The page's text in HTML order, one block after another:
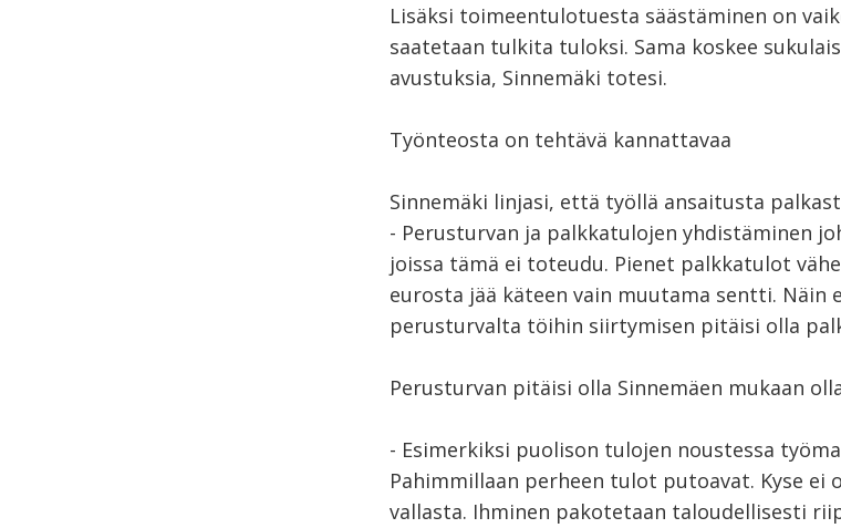
Lisäksi toimeentulotuesta säästäminen on
saatetaan tulkita tuloksi. Sama koskee
avustuksia, Sinnemäki totesi.
Työnteosta on tehtävä kannattavaa
Sinnemäki linjasi, että työllä ansaitusta
- Perusturvan ja palkkatulojen yhdistäminen
joissa tämä ei toteudu. Pienet palkkatulot
eurosta jää käteen vain muutama sentti. Näin
perusturvalta töihin siirtymisen pitäisi olla
Perusturvan pitäisi olla Sinnemäen mukaan
- Esimerkiksi puolison tulojen noustessa
Pahimmillaan perheen tulot putoavat. Kyse ei
vallasta. Ihminen pakotetaan taloudellisesti